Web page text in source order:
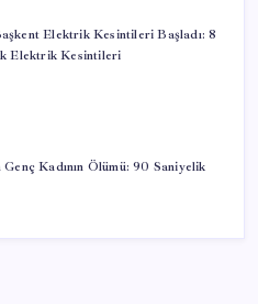
Elektrik Kesintileri Başladı: 8
Elektrik Kesintileri
Kadının Ölümü: 90 Saniyelik